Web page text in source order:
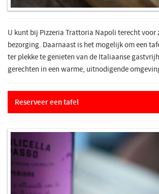
U kunt bij Pizzeria Trattoria Napoli terecht voor
bezorging. Daarnaast is het mogelijk om een
ter plekke te genieten van de Italiaanse
gerechten in een warme, uitnodigende
Reserveer een tafel